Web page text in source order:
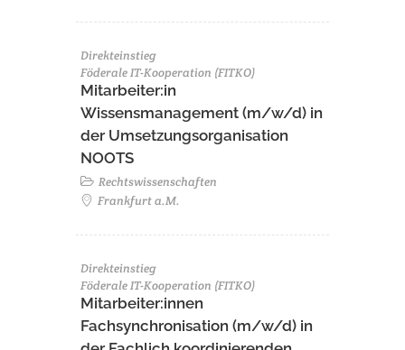
Direkteinstieg
Föderale IT-Kooperation (FITKO)
Mitarbeiter:in
Wissensmanagement (m/w/d) in
der Umsetzungsorganisation
NOOTS
Rechtswissenschaften
Frankfurt a.M.
Direkteinstieg
Föderale IT-Kooperation (FITKO)
Mitarbeiter:innen
Fachsynchronisation (m/w/d) in